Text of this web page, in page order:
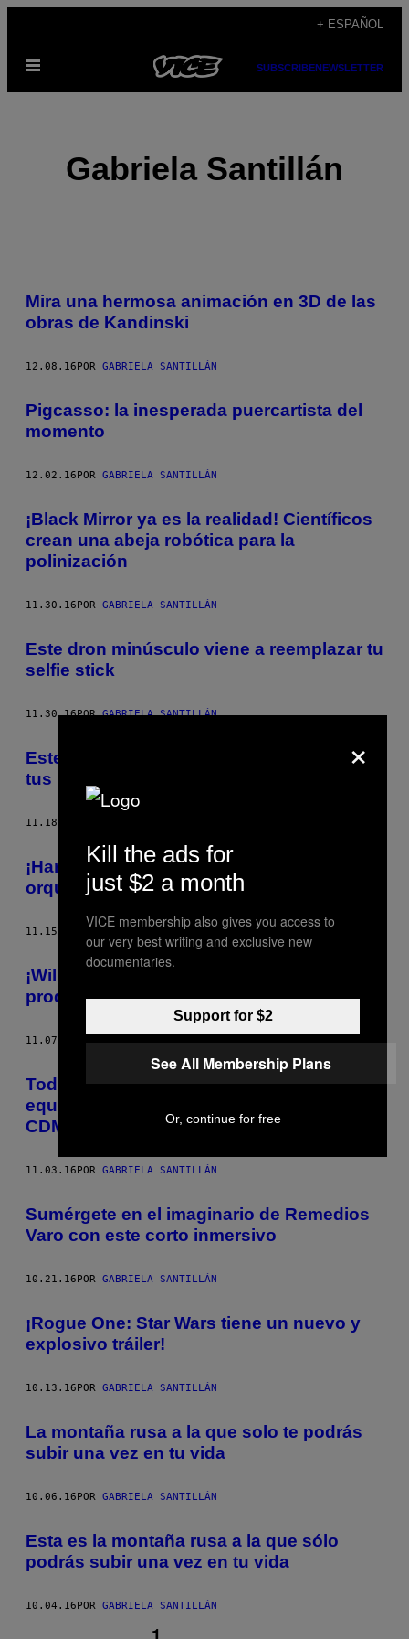
contenido
+ ESPAÑOL
Abrir
SUBSCRIBENEWSLETTER
Gabriela Santillán
POSTS
BY
THIS
Mira una hermosa animación en 3D de las
obras de Kandinski
12.08.16POR GABRIELA SANTILLÁN
Pigcasso: la inesperada puercartista del
momento
12.02.16POR GABRIELA SANTILLÁN
¡Black Mirror ya es la realidad! Científicos
crean una abeja robótica para la
polinización
11.30.16POR GABRIELA SANTILLÁN
Este dron minúsculo viene a reemplazar tu
selfie stick
11.30.16PORGABRIELA SANTILLÁN
Este corto de Pixar te enseñará a superar
tus miedos
11.18.16
¡Harry Potter llega a México con una
orquesta en vivo!
11.15.16 GABRIELA SANTILLÁN
¡Willy Wonka regresa para otra
producción!
11.07.16 PORGABRIELA SANTILLÁN
Todo lo que sabemos sobre la agresión al
equipo de filmación de Cuarón en la
CDMX
11.03.16POR GABRIELA SANTILLÁN
Sumérgete en el imaginario de Remedios
Varo con este corto inmersivo
10.21.16POR GABRIELA SANTILLÁN
¡Rogue One: Star Wars tiene un nuevo y
explosivo tráiler!
10.13.16POR GABRIELA SANTILLÁN
La montaña rusa a la que solo te podrás
subir una vez en tu vida
10.06.16POR GABRIELA SANTILLÁN
Esta es la montaña rusa a la que sólo
podrás subir una vez en tu vida
10.04.16POR GABRIELA SANTILLÁN
×
Kill the ads for
just $2 a month
VICE membership also gives you access to
our very best writing and exclusive new
documentaries.
Support for $2
See All Membership Plans
Or, continue for free